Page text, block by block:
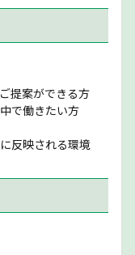
提案ができる方
で働きたい方
反映される環境